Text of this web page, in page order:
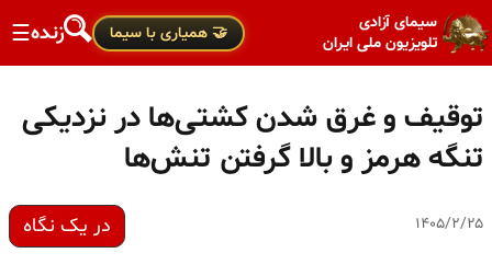
سیمای آزادی
تلویزیون ملی ایران
🤝 همیاری با سیما زنده☰
توقیف و غرق شدن کشتی‌ها در نزدیکی
تنگه هرمز و بالا گرفتن تنش‌ها
۱۴۰۵/۲/۲۵ در یک نگاه